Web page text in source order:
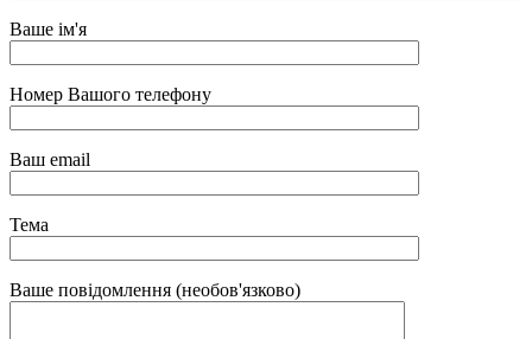
Ваше ім'я
Номер Вашого телефону
Ваш email
Тема
Ваше повідомлення (необов'язково)